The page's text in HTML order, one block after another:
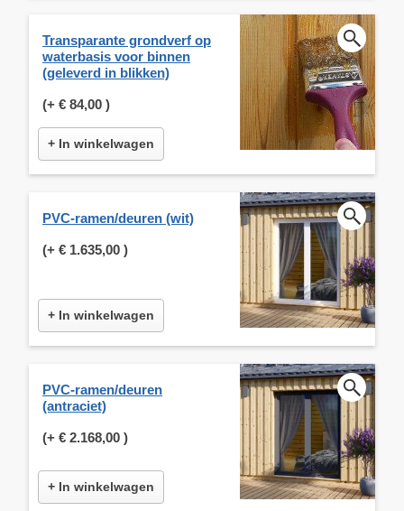
Transparante grondverf op
waterbasis voor binnen
(geleverd in blikken)
(+ € 84,00 )
+ In winkelwagen
PVC-ramen/deuren (wit)
(+ € 1.635,00 )
+ In winkelwagen
PVC-ramen/deuren
(antraciet)
(+ € 2.168,00 )
+ In winkelwagen